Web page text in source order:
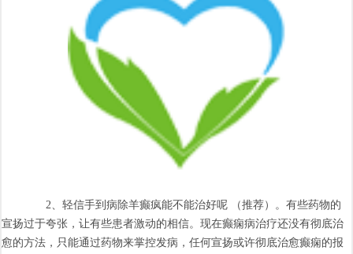
2、轻信手到病除羊癫疯能不能治好呢 （推荐）。有些药物的
宣扬过于夸张，让有些患者激动的相信。现在癫痫病治疗还没有彻底治
愈的方法，只能通过药物来掌控发病，任何宣扬或许彻底治愈癫痫的报